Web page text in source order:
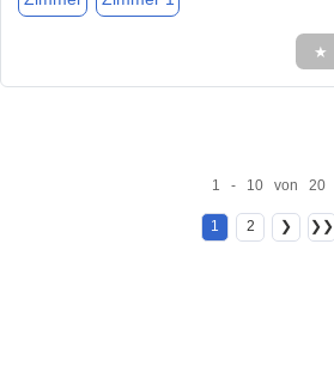
★
1 - 10 von 20
1 2 ❯ ❯❯